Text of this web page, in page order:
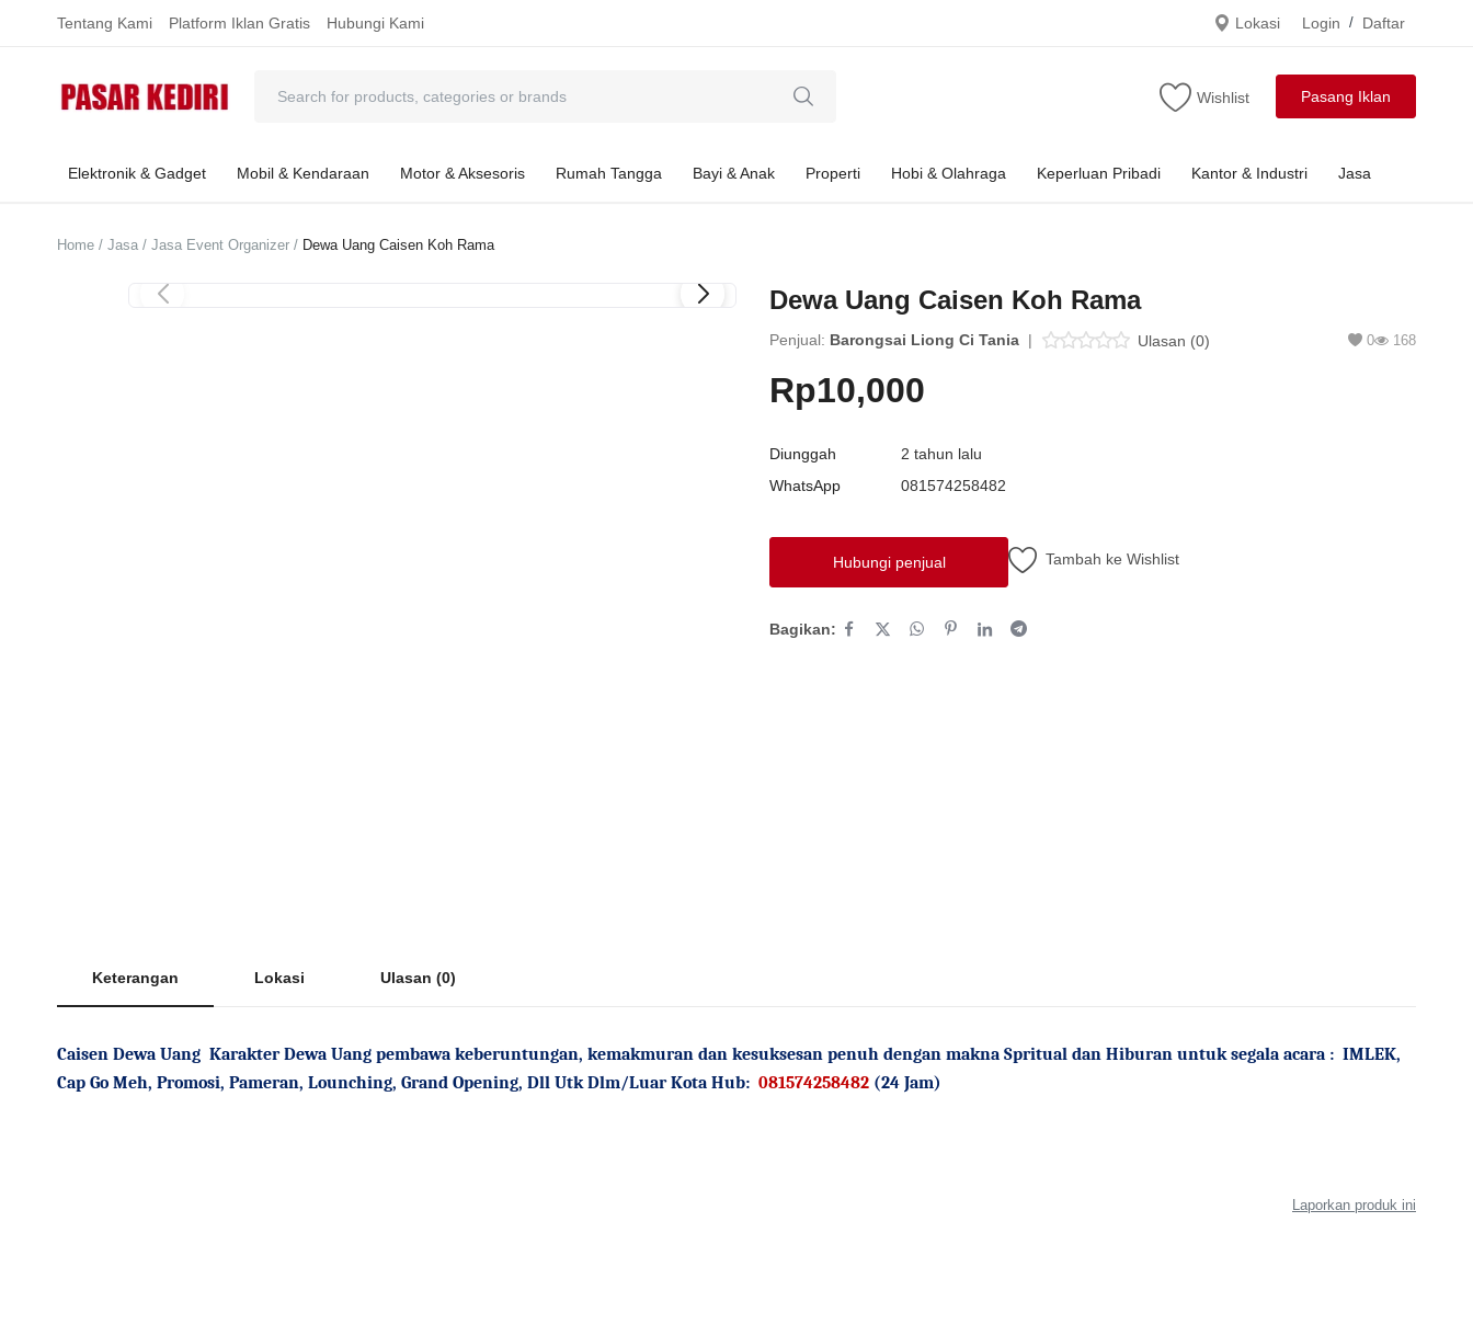
Tentang Kami Platform Iklan Gratis Hubungi Kami Lokasi Login / Daftar
Wishlist Pasang Iklan
Elektronik & Gadget Mobil & Kendaraan Motor & Aksesoris Rumah Tangga Bayi & Anak Properti Hobi & Olahraga Keperluan Pribadi Kantor & Industri Jasa
Home Jasa Jasa Event Organizer Dewa Uang Caisen Koh Rama
Dewa Uang Caisen Koh Rama
Penjual: Barongsai Liong Ci Tania | Ulasan (0) 0 168
Rp10,000
Diunggah
2 tahun lalu
WhatsApp
081574258482
Hubungi penjual Tambah ke Wishlist
Bagikan:
Keterangan Lokasi Ulasan (0)
Caisen Dewa Uang Karakter Dewa Uang pembawa keberuntungan, kemakmuran dan kesuksesan penuh dengan makna Spritual dan Hiburan untuk segala acara : IMLEK,
Cap Go Meh, Promosi, Pameran, Lounching, Grand Opening, Dll Utk Dlm/Luar Kota Hub: 081574258482 (24 Jam)
Laporkan produk ini